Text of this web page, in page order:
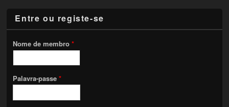
Entre ou registe-se
Nome de membro*
Palavra-passe*